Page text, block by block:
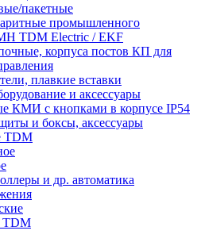
пакетные
промышленного
TDM Electric / EKF
корпуса постов КП для
плавкие вставки
и аксессуары
КМИ с кнопками в корпусе IP54
и боксы, аксессуары
TDM
и др. автоматика
TDM